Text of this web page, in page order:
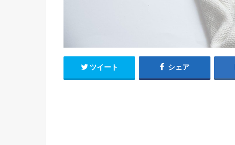
ツイート シェア